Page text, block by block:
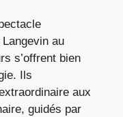
au
s’offrent bien
Ils
aux
guidés par